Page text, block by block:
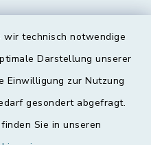
technisch notwendige
Darstellung unserer
Einwilligung zur Nutzung
gesondert abgefragt.
Sie in unseren